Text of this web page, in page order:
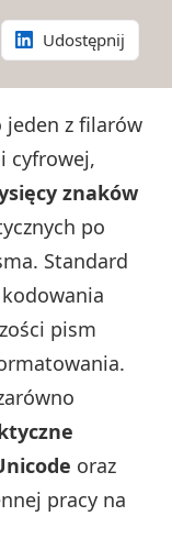
Udostępnij
jeden z filarów
cyfrowej,
znaków
po
Standard
pism
oraz
pracy na